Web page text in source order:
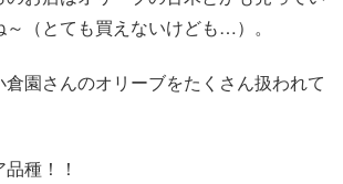
（とても買えないけども…）。
園さんのオリーブをたくさん扱われて
種！！